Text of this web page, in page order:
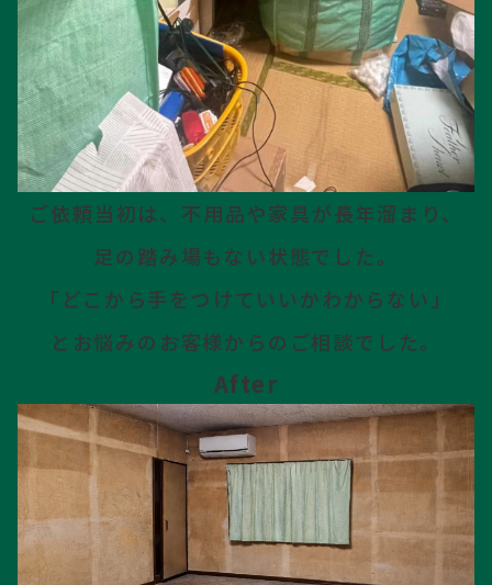
ご依頼当初は、不用品や家具が長年溜まり、
足の踏み場もない状態でした。
「どこから手をつけていいかわからない」
とお悩みの お客様からのご相談でした。
After